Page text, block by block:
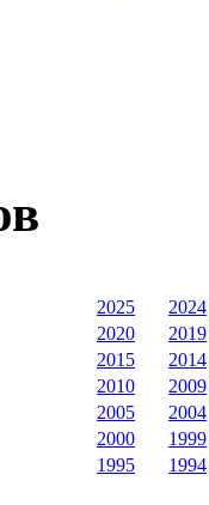
2025
2024
2020
2019
2015
2014
2010
2009
2005
2004
2000
1999
1995
1994